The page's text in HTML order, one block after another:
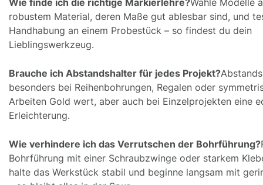
robustem Material, deren Maße gut ablesbar sind, und
Handhabung an einem Probestück – so findest du dein
Lieblingswerkzeug.
Brauche ich Abstandshalter für jedes Projekt?
besonders bei Reihenbohrungen, Regalen oder
Arbeiten Gold wert, aber auch bei Einzelprojekten eine
Erleichterung.
Wie verhindere ich das Verrutschen der Bohrführung?
Bohrführung mit einer Schraubzwinge oder starkem
halte das Werkstück stabil und beginne langsam mit